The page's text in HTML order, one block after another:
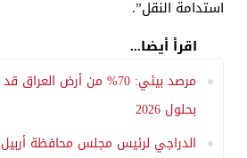
استدامة النقل”.
اقرأ أيضا...
مرصد بيئي: 70% من أرض
بحلول 2026
الدراجي لرئيس مجلس محافظة